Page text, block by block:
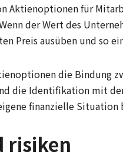
Aktienoptionen für
der Wert des
Preis ausüben und so
die Bindung
die Identifikation mit
finanzielle Situation
risiken